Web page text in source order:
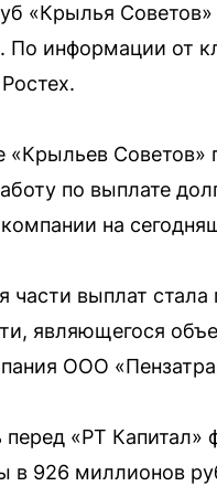
«Крылья
По информации от
Советов»
по выплате
на
части выплат
являющегося
ООО
«РТ Капитал»
в 926 миллионов